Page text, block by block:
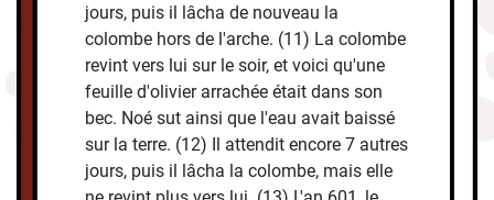
jours, puis il lâcha de nouveau la
colombe hors de l'arche. (11) La colombe
revint vers lui sur le soir, et voici qu'une
feuille d'olivier arrachée était dans son
bec. Noé sut ainsi que l'eau avait baissé
sur la terre. (12) Il attendit encore 7 autres
jours, puis il lâcha la colombe, mais elle